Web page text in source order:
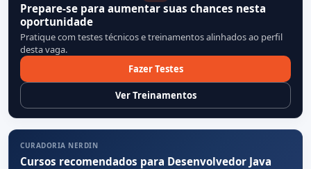
Prepare-se para aumentar suas chances nesta
oportunidade
Pratique com testes técnicos e treinamentos alinhados ao perfil
desta vaga.
Fazer Testes
Ver Treinamentos
CURADORIA NERDIN
Cursos recomendados para Desenvolvedor Java